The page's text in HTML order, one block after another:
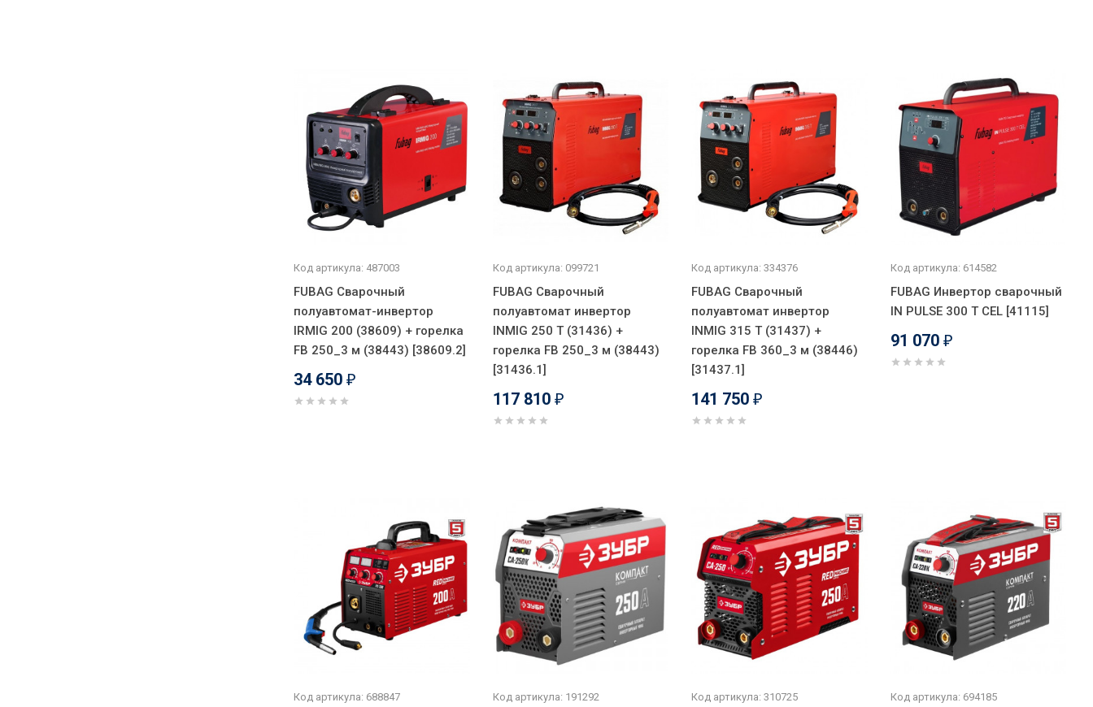
Код артикула: 487003
FUBAG Сварочный
полуавтомат-инвертор
IRMIG 200 (38609) + горелка
FB 250_3 м (38443) [38609.2]
34 650 ₽
Код артикула: 099721
FUBAG Сварочный
полуавтомат инвертор
INMIG 250 T (31436) +
горелка FB 250_3 м (38443)
[31436.1]
117 810 ₽
Код артикула: 334376
FUBAG Сварочный
полуавтомат инвертор
INMIG 315 T (31437) +
горелка FB 360_3 м (38446)
[31437.1]
141 750 ₽
Код артикула: 614582
FUBAG Инвертор сварочный
IN PULSE 300 T CEL [41115]
91 070 ₽
Код артикула: 688847 Код артикула: 191292 Код артикула: 310725 Код артикула: 694185